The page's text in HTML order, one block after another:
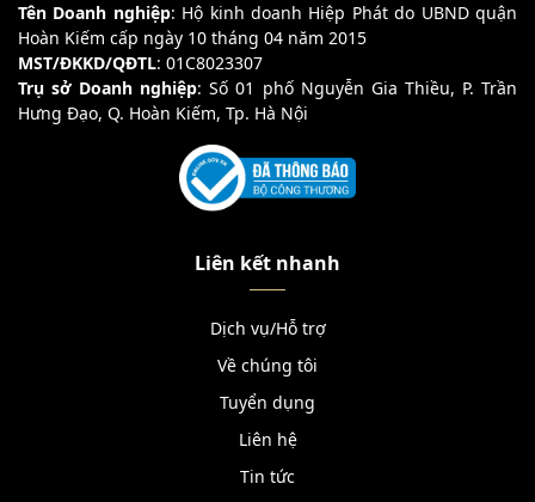
Tên Doanh nghiệp: Hộ kinh doanh Hiệp Phát do UBND quận
Hoàn Kiếm cấp ngày 10 tháng 04 năm 2015
MST/ĐKKD/QĐTL: 01C8023307
Trụ sở Doanh nghiệp: Số 01 phố Nguyễn Gia Thiều, P. Trần
Hưng Đạo, Q. Hoàn Kiếm, Tp. Hà Nội
Liên kết nhanh
Dịch vụ/Hỗ trợ
Về chúng tôi
Tuyển dụng
Liên hệ
Tin tức